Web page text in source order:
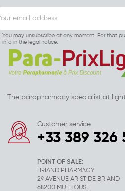
You may unsubscribe at any moment. For that
info in the legal notice.
The parapharmacy specialist at
Customer service
+33 389 326
POINT OF SALE:
BRIAND PHARMACY
29 AVENUE ARISTIDE BRIAND
68200 MULHOUSE